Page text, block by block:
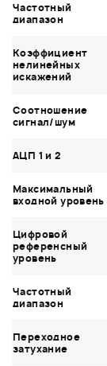
Частотный
диапазон
Коэффициент
нелинейных
искажений
Соотношение
сигнал/шум
АЦП 1 и 2
Максимальный
входной уровень
Цифровой
референсный
уровень
Частотный
диапазон
Переходное
затухание